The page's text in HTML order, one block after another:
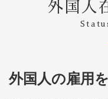
外国人
外国人の雇用